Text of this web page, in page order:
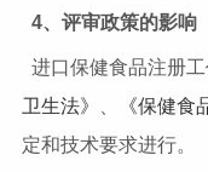
4、评审政策的影响
进口保健食品注册
卫生法》
《保健食
定和技术要求进行。